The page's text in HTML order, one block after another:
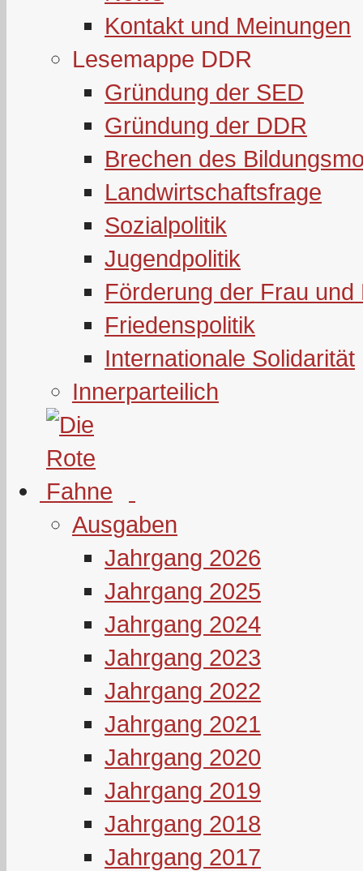
Kontakt und Meinungen
Lesemappe DDR
Gründung der SED
Gründung der DDR
Brechen des
Landwirtschaftsfrage
Sozialpolitik
Jugendpolitik
Förderung der Frau und
Friedenspolitik
Internationale Solidarität
Innerparteilich
Ausgaben
Jahrgang 2026
Jahrgang 2025
Jahrgang 2024
Jahrgang 2023
Jahrgang 2022
Jahrgang 2021
Jahrgang 2020
Jahrgang 2019
Jahrgang 2018
Jahrgang 2017